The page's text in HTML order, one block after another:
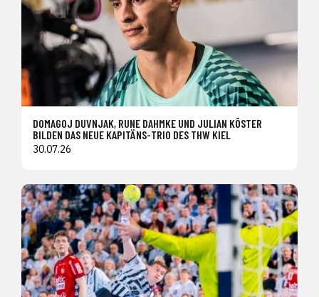
DOMAGOJ DUVNJAK, RUNE DAHMKE UND JULIAN KÖSTER
BILDEN DAS NEUE KAPITÄNS-TRIO DES THW KIEL
30.07.26